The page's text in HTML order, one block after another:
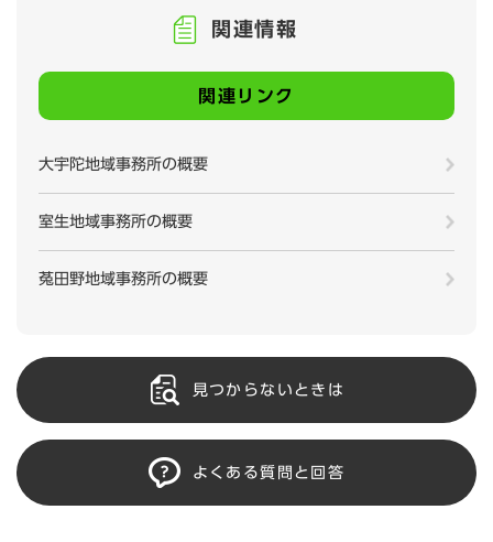
関連情報
関連リンク
大宇陀地域事務所の概要
室生地域事務所の概要
菟田野地域事務所の概要
見つからないときは
よくある質問と回答